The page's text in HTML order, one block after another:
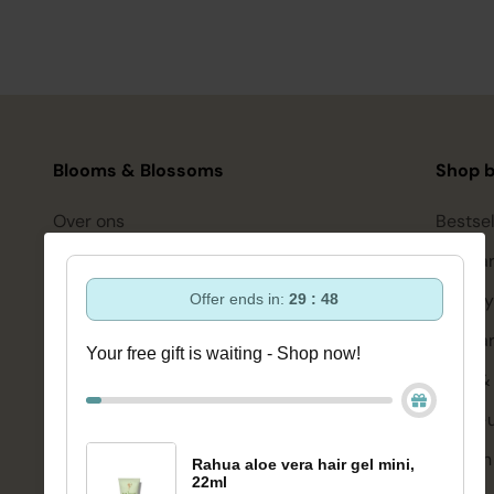
Blooms & Blossoms
Over ons
Ondersteuning en advies via:
088-6063800
ma-vr 08:30 - 16:45 uur
Of via onscontactformulier
Shop
Bath
Welzijn
Offer ends in:29 : 48
Your free gift is waiting - Shop now!
Rahua aloe vera hair gel mini,
22ml